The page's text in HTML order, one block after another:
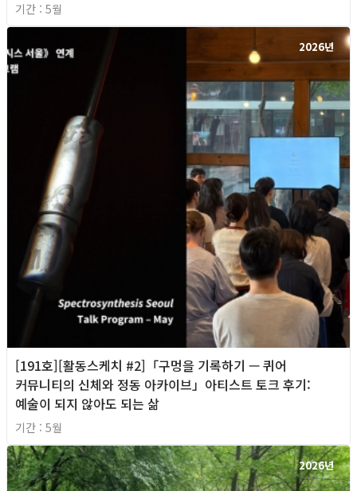
기간 : 5월
2026년
[191호][활동스케치 #2]「구멍을 기록하기 — 퀴어
커뮤니티의 신체와 정동 아카이브」아티스트 토크 후기:
예술이 되지 않아도 되는 삶
기간 : 5월
2026년